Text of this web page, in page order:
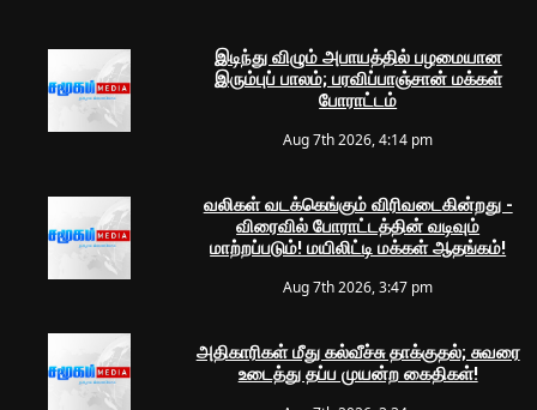
இடிந்து விழும் அபாயத்தில் பழமையான
இரும்புப் பாலம்; பரவிப்பாஞ்சான் மக்கள்
போராட்டம்
Aug 7th 2026, 4:14 pm
வலிகள் வடக்கெங்கும் விரிவடைகின்றது -
விரைவில் போராட்டத்தின் வடிவும்
மாற்றப்படும்! மயிலிட்டி மக்கள் ஆதங்கம்!
Aug 7th 2026, 3:47 pm
அதிகாரிகள் மீது கல்வீச்சு தாக்குதல்; சுவரை
உடைத்து தப்ப முயன்ற கைதிகள்!